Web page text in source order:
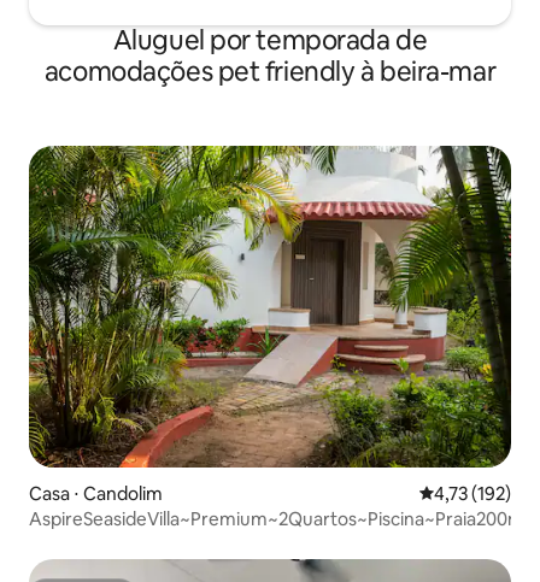
Aluguel por temporada de
acomodações pet friendly à beira-mar
Casa ⋅ Candolim 4,73 de uma
4,73 (192)
AspireSeasideVilla~Premium~2Quartos~Piscina~Praia200m